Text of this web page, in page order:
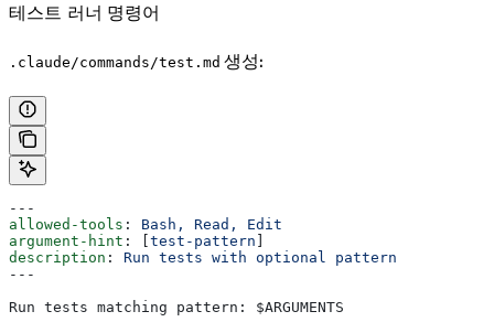
테스트 러너 명령어
.claude/commands/test.md 생성:
---
allowed-tools : Bash, Read, Edit
argument-hint : [test-pattern ]
description : Run tests with optional pattern
---
Run tests matching pattern: $ARGUMENTS